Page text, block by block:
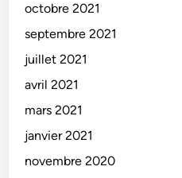
octobre 2021
septembre 2021
juillet 2021
avril 2021
mars 2021
janvier 2021
novembre 2020